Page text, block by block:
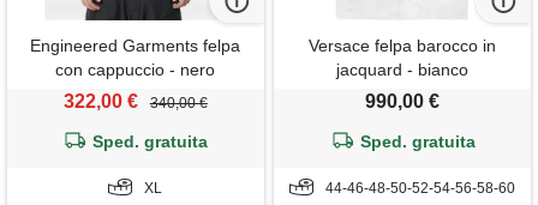
Engineered Garments felpa
con cappuccio - nero
322,00 € 340,00 €
Sped. gratuita
XL
Versace felpa barocco in
jacquard - bianco
990,00 €
Sped. gratuita
44-46-48-50-52-54-56-58-60